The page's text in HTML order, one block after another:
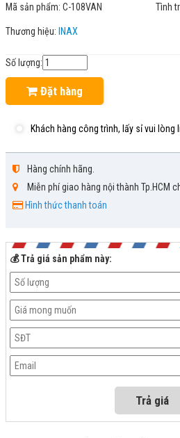
Mã sản phẩm: C-108VAN Tình
Thương hiệu: INAX
Số lượng:
Đặt hàng
Khách hàng công trình, lấy sỉ vui lòng
Hàng chính hãng.
Miễn phí giao hàng nội thành Tp.HCM
Hình thức thanh toán
💰 Trả giá sản phẩm này: